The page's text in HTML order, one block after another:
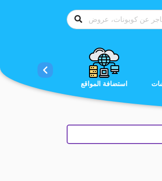
استضافة المواقع الاثاث والمفروشات